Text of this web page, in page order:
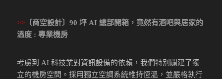
>> 〔商空設計〕90 坪 AI 總部開箱，竟然有酒吧與居家的
溫度 : 專業機房
考慮到 AI 科技業對資訊設備的依賴，我們特別闢建了獨
立的機房空間。採用獨立空調系統維持恆溫，並嚴格執行